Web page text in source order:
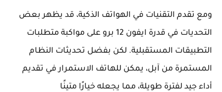
ومع تقدم التقنيات في الهواتف الذكية، قد يظهر بعض
التحديات في قدرة ايفون 12 برو على مواكبة متطلبات
التطبيقات المستقبلية. لكن بفضل تحديثات النظام
المستمرة من آبل، يمكن للهاتف الاستمرار في تقديم
أداء جيد لفترة طويلة، مما يجعله خيارًا متينًا